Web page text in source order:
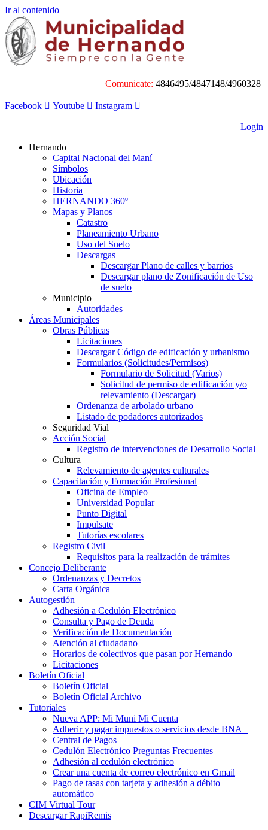
Ir al contenido
Comunicate: 4846495/4847148/4960328
Facebook Youtube Instagram
Login
Hernando
Capital Nacional del Maní
Símbolos
Ubicación
Historia
HERNANDO 360º
Mapas y Planos
Catastro
Planeamiento Urbano
Uso del Suelo
Descargas
Descargar Plano de calles y barrios
Descargar plano de Zonificación de Uso
de suelo
Municipio
Autoridades
Áreas Municipales
Obras Públicas
Licitaciones
Descargar Código de edificación y urbanismo
Formularios (Solicitudes/Permisos)
Formulario de Solicitud (Varios)
Solicitud de permiso de edificación y/o
relevamiento (Descargar)
Ordenanza de arbolado urbano
Listado de podadores autorizados
Seguridad Vial
Acción Social
Registro de intervenciones de Desarrollo Social
Cultura
Relevamiento de agentes culturales
Capacitación y Formación Profesional
Oficina de Empleo
Universidad Popular
Punto Digital
Impulsate
Tutorías escolares
Registro Civil
Requisitos para la realización de trámites
Concejo Deliberante
Ordenanzas y Decretos
Carta Orgánica
Autogestión
Adhesión a Cedulón Electrónico
Consulta y Pago de Deuda
Verificación de Documentación
Atención al ciudadano
Horarios de colectivos que pasan por Hernando
Licitaciones
Boletín Oficial
Boletín Oficial
Boletín Oficial Archivo
Tutoriales
Nueva APP: Mi Muni Mi Cuenta
Adherir y pagar impuestos o servicios desde BNA+
Central de Pagos
Cedulón Electrónico Preguntas Frecuentes
Adhesión al cedulón electrónico
Crear una cuenta de correo electrónico en Gmail
Pago de tasas con tarjeta y adhesión a débito
automático
CIM Virtual Tour
Descargar RapiRemis